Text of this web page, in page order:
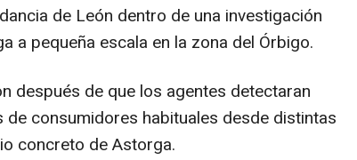
de León dentro de una investigación
a pequeña escala en la zona del Órbigo.
después de que los agentes detectaran
consumidores habituales desde distintas
concreto de Astorga.